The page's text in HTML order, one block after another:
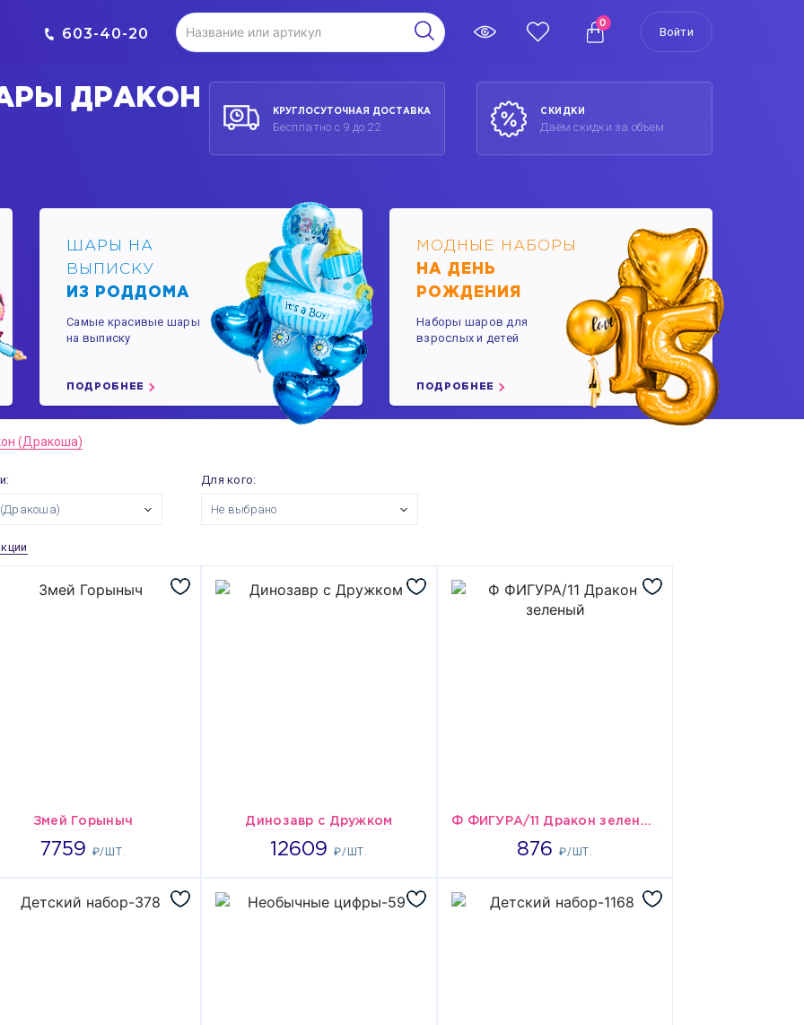
603-40-20
0
Войти
ДРАКОН
КРУГЛОСУТОЧНАЯ ДОСТАВКА
Бесплатно с 9 до 22
СКИДКИ
Даём скидки за объем
ШАРЫ НА
ВЫПИСКУ
ИЗ РОДДОМА
Самые красивые шары
на выписку
ПОДРОБНЕЕ
МОДНЫЕ НАБОРЫ
НА ДЕНЬ
РОЖДЕНИЯ
Наборы шаров для
взрослых и детей
ПОДРОБНЕЕ
(Дракоша)
Для кого:
Не выбрано
Змей Горыныч
7759 ₽/ШТ.
7759 Динозавр с Дружком
12609₽/ШТ.
12609 Ф ФИГУРА/11 Дракон зеленый
876₽/ШТ.
876